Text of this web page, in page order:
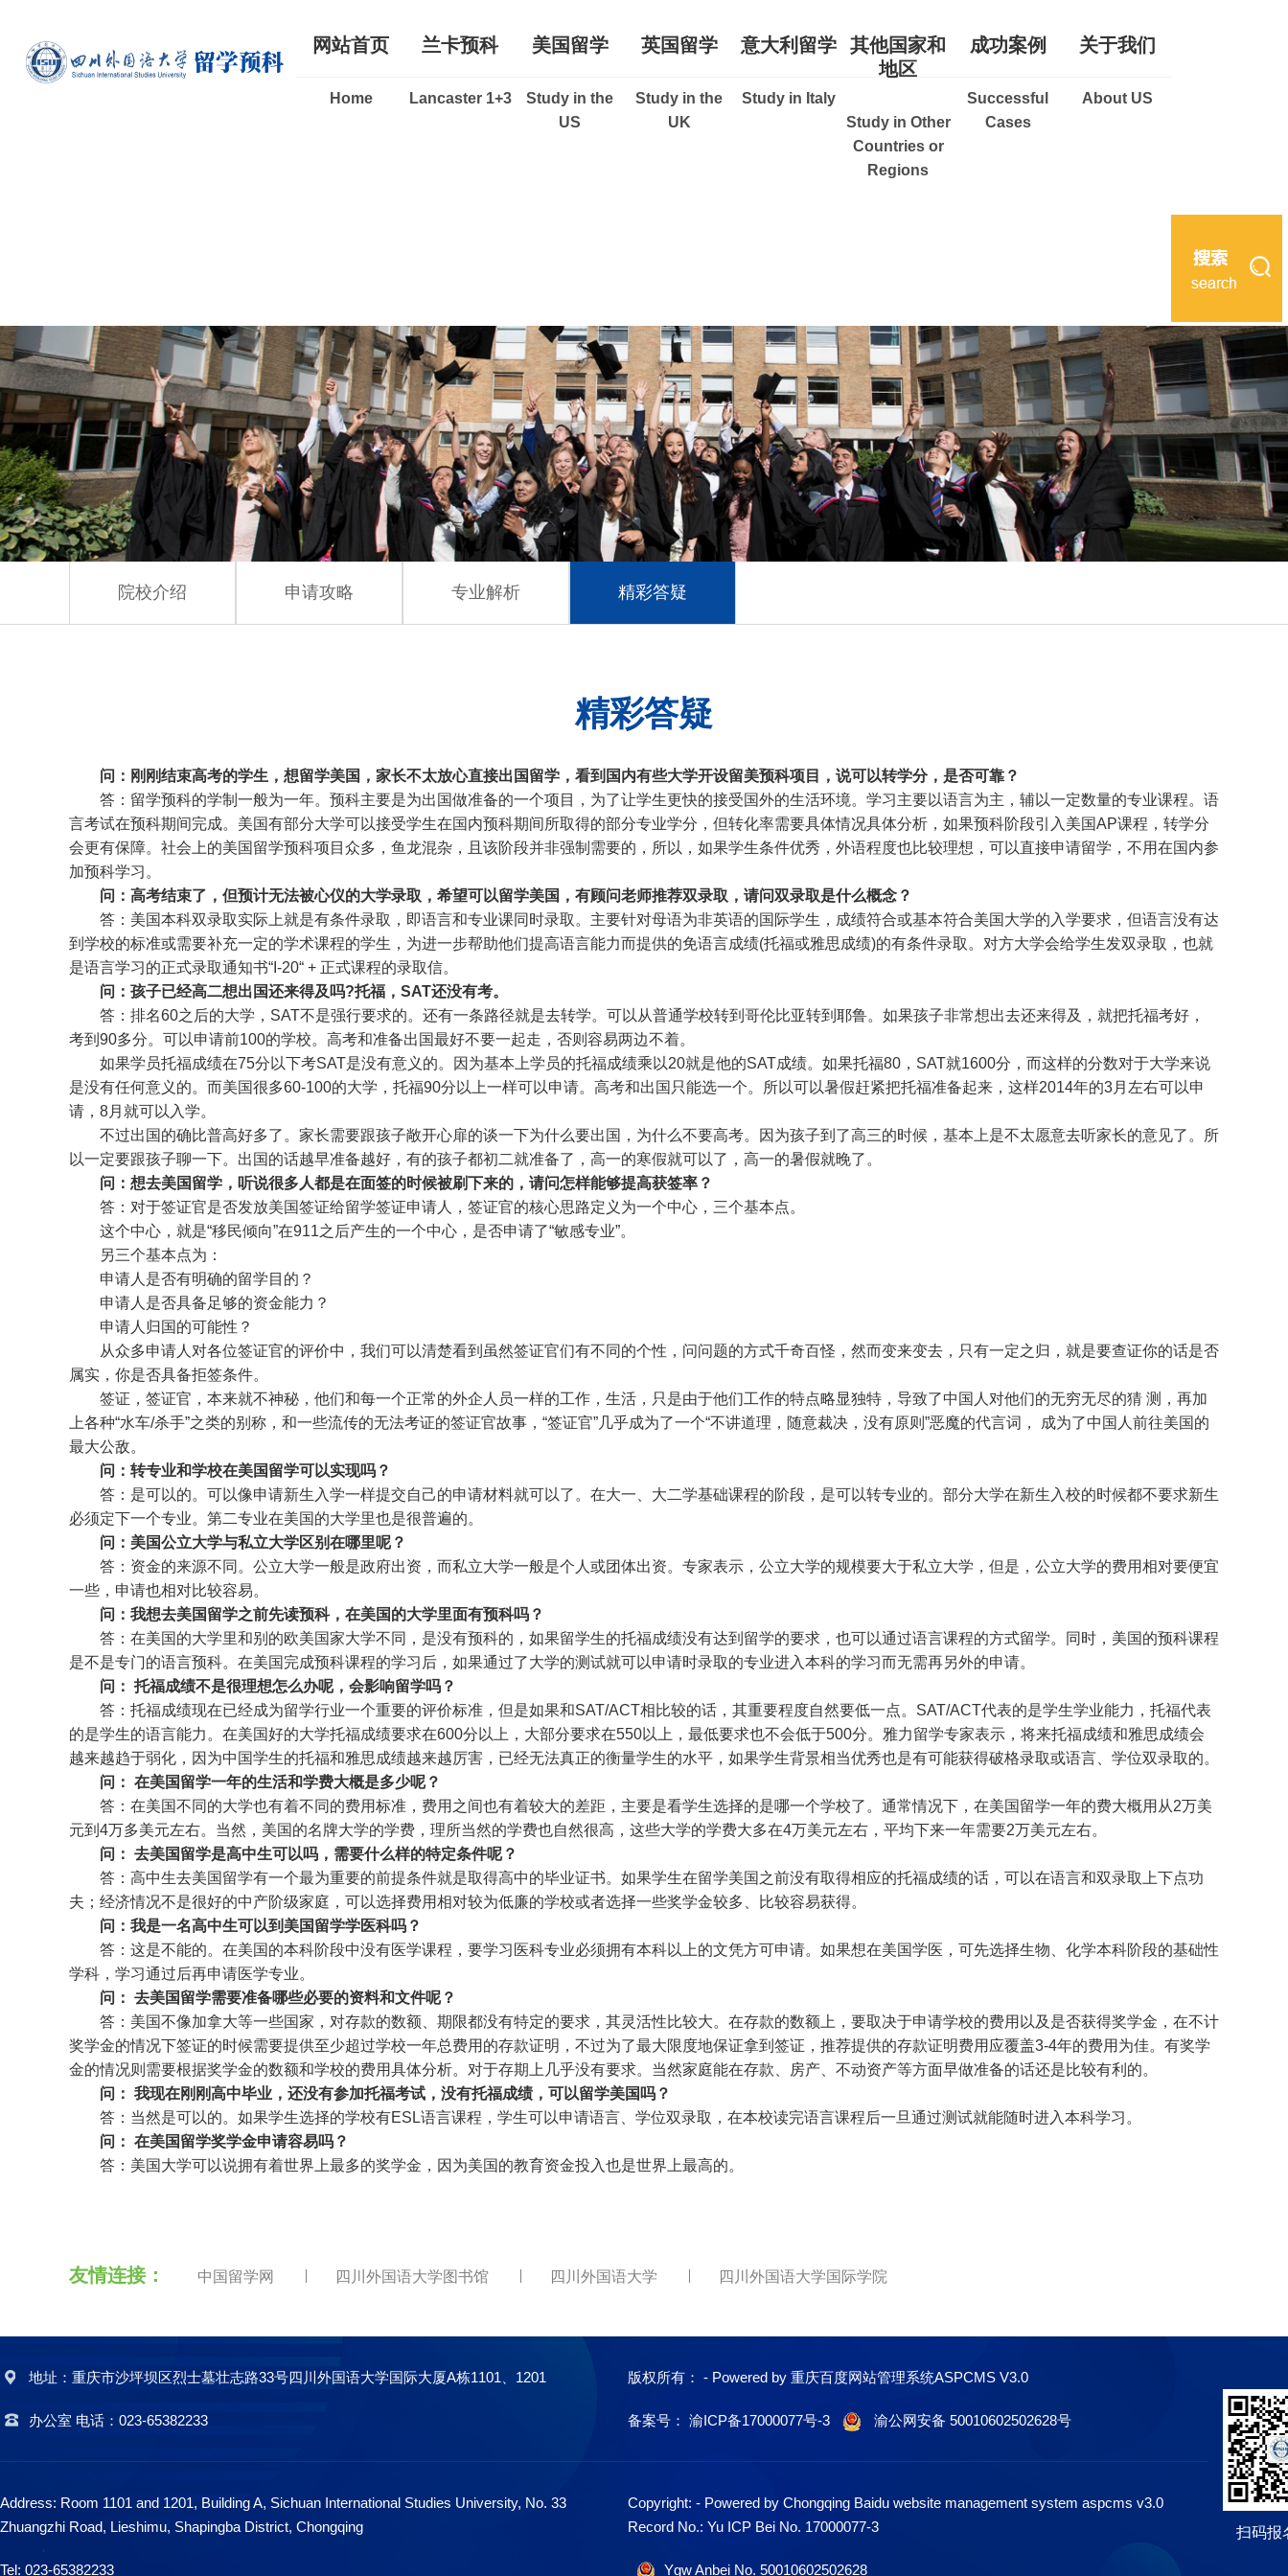
网站首页
Home
兰卡预科
Lancaster 1+3
美国留学
Study in the
US
英国留学
Study in the
UK
意大利留学
Study in Italy
其他国家和
地区
Study in Other
Countries or
Regions
成功案例
Successful
Cases
关于我们
About US
院校介绍 申请攻略 专业解析 精彩答疑
精彩答疑
问：刚刚结束高考的学生，想留学美国，家长不太放心直接出国留学，看到国内有些大学开设留美预科项目，说可以转学分，是否可靠？
答：留学预科的学制一般为一年。预科主要是为出国做准备的一个项目，为了让学生更快的接受国外的生活环境。学习主要以语言为主，辅以一定数量的专业课程。语
言考试在预科期间完成。美国有部分大学可以接受学生在国内预科期间所取得的部分专业学分，但转化率需要具体情况具体分析，如果预科阶段引入美国AP课程，转学分
会更有保障。社会上的美国留学预科项目众多，鱼龙混杂，且该阶段并非强制需要的，所以，如果学生条件优秀，外语程度也比较理想，可以直接申请留学，不用在国内参
加预科学习。
问：高考结束了，但预计无法被心仪的大学录取，希望可以留学美国，有顾问老师推荐双录取，请问双录取是什么概念？
答：美国本科双录取实际上就是有条件录取，即语言和专业课同时录取。主要针对母语为非英语的国际学生，成绩符合或基本符合美国大学的入学要求，但语言没有达
到学校的标准或需要补充一定的学术课程的学生，为进一步帮助他们提高语言能力而提供的免语言成绩(托福或雅思成绩)的有条件录取。对方大学会给学生发双录取，也就
是语言学习的正式录取通知书“I-20“ + 正式课程的录取信。
问：孩子已经高二想出国还来得及吗?托福，SAT还没有考。
答：排名60之后的大学，SAT不是强行要求的。还有一条路径就是去转学。可以从普通学校转到哥伦比亚转到耶鲁。如果孩子非常想出去还来得及，就把托福考好，
考到90多分。可以申请前100的学校。高考和准备出国最好不要一起走，否则容易两边不着。
如果学员托福成绩在75分以下考SAT是没有意义的。因为基本上学员的托福成绩乘以20就是他的SAT成绩。如果托福80，SAT就1600分，而这样的分数对于大学来说
是没有任何意义的。而美国很多60-100的大学，托福90分以上一样可以申请。高考和出国只能选一个。所以可以暑假赶紧把托福准备起来，这样2014年的3月左右可以申
请，8月就可以入学。
不过出国的确比普高好多了。家长需要跟孩子敞开心扉的谈一下为什么要出国，为什么不要高考。因为孩子到了高三的时候，基本上是不太愿意去听家长的意见了。所
以一定要跟孩子聊一下。出国的话越早准备越好，有的孩子都初二就准备了，高一的寒假就可以了，高一的暑假就晚了。
问：想去美国留学，听说很多人都是在面签的时候被刷下来的，请问怎样能够提高获签率？
答：对于签证官是否发放美国签证给留学签证申请人，签证官的核心思路定义为一个中心，三个基本点。
这个中心，就是“移民倾向”在911之后产生的一个中心，是否申请了“敏感专业”。
另三个基本点为：
申请人是否有明确的留学目的？
申请人是否具备足够的资金能力？
申请人归国的可能性？
从众多申请人对各位签证官的评价中，我们可以清楚看到虽然签证官们有不同的个性，问问题的方式千奇百怪，然而变来变去，只有一定之归，就是要查证你的话是否
属实，你是否具备拒签条件。
签证，签证官，本来就不神秘，他们和每一个正常的外企人员一样的工作，生活，只是由于他们工作的特点略显独特，导致了中国人对他们的无穷无尽的猜 测，再加
上各种“水车/杀手”之类的别称，和一些流传的无法考证的签证官故事，“签证官”几乎成为了一个“不讲道理，随意裁决，没有原则”恶魔的代言词， 成为了中国人前往美国的
最大公敌。
问：转专业和学校在美国留学可以实现吗？
答：是可以的。可以像申请新生入学一样提交自己的申请材料就可以了。在大一、大二学基础课程的阶段，是可以转专业的。部分大学在新生入校的时候都不要求新生
必须定下一个专业。第二专业在美国的大学里也是很普遍的。
问：美国公立大学与私立大学区别在哪里呢？
答：资金的来源不同。公立大学一般是政府出资，而私立大学一般是个人或团体出资。专家表示，公立大学的规模要大于私立大学，但是，公立大学的费用相对要便宜
一些，申请也相对比较容易。
问：我想去美国留学之前先读预科，在美国的大学里面有预科吗？
答：在美国的大学里和别的欧美国家大学不同，是没有预科的，如果留学生的托福成绩没有达到留学的要求，也可以通过语言课程的方式留学。同时，美国的预科课程
是不是专门的语言预科。在美国完成预科课程的学习后，如果通过了大学的测试就可以申请时录取的专业进入本科的学习而无需再另外的申请。
问： 托福成绩不是很理想怎么办呢，会影响留学吗？
答：托福成绩现在已经成为留学行业一个重要的评价标准，但是如果和SAT/ACT相比较的话，其重要程度自然要低一点。SAT/ACT代表的是学生学业能力，托福代表
的是学生的语言能力。在美国好的大学托福成绩要求在600分以上，大部分要求在550以上，最低要求也不会低于500分。雅力留学专家表示，将来托福成绩和雅思成绩会
越来越趋于弱化，因为中国学生的托福和雅思成绩越来越厉害，已经无法真正的衡量学生的水平，如果学生背景相当优秀也是有可能获得破格录取或语言、学位双录取的。
问： 在美国留学一年的生活和学费大概是多少呢？
答：在美国不同的大学也有着不同的费用标准，费用之间也有着较大的差距，主要是看学生选择的是哪一个学校了。通常情况下，在美国留学一年的费大概用从2万美
元到4万多美元左右。当然，美国的名牌大学的学费，理所当然的学费也自然很高，这些大学的学费大多在4万美元左右，平均下来一年需要2万美元左右。
问： 去美国留学是高中生可以吗，需要什么样的特定条件呢？
答：高中生去美国留学有一个最为重要的前提条件就是取得高中的毕业证书。如果学生在留学美国之前没有取得相应的托福成绩的话，可以在语言和双录取上下点功
夫；经济情况不是很好的中产阶级家庭，可以选择费用相对较为低廉的学校或者选择一些奖学金较多、比较容易获得。
问：我是一名高中生可以到美国留学学医科吗？
答：这是不能的。在美国的本科阶段中没有医学课程，要学习医科专业必须拥有本科以上的文凭方可申请。如果想在美国学医，可先选择生物、化学本科阶段的基础性
学科，学习通过后再申请医学专业。
问： 去美国留学需要准备哪些必要的资料和文件呢？
答：美国不像加拿大等一些国家，对存款的数额、期限都没有特定的要求，其灵活性比较大。在存款的数额上，要取决于申请学校的费用以及是否获得奖学金，在不计
奖学金的情况下签证的时候需要提供至少超过学校一年总费用的存款证明，不过为了最大限度地保证拿到签证，推荐提供的存款证明费用应覆盖3-4年的费用为佳。有奖学
金的情况则需要根据奖学金的数额和学校的费用具体分析。对于存期上几乎没有要求。当然家庭能在存款、房产、不动资产等方面早做准备的话还是比较有利的。
问： 我现在刚刚高中毕业，还没有参加托福考试，没有托福成绩，可以留学美国吗？
答：当然是可以的。如果学生选择的学校有ESL语言课程，学生可以申请语言、学位双录取，在本校读完语言课程后一旦通过测试就能随时进入本科学习。
问： 在美国留学奖学金申请容易吗？
答：美国大学可以说拥有着世界上最多的奖学金，因为美国的教育资金投入也是世界上最高的。
友情连接： 中国留学网 四川外国语大学图书馆 四川外国语大学 四川外国语大学国际学院
地址：重庆市沙坪坝区烈士墓壮志路33号四川外国语大学国际大厦A栋1101、1201
办公室 电话：023-65382233
版权所有： - Powered by 重庆百度网站管理系统ASPCMS V3.0
备案号： 渝ICP备17000077号-3 渝公网安备 50010602502628号
Address: Room 1101 and 1201, Building A, Sichuan International Studies University, No. 33
Zhuangzhi Road, Lieshimu, Shapingba District, Chongqing
Tel: 023-65382233
Copyright: - Powered by Chongqing Baidu website management system aspcms v3.0
Record No.: Yu ICP Bei No. 17000077-3
Ygw Anbei No. 50010602502628
扫码报